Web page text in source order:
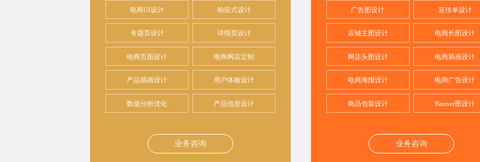
电商UI设计 响应式设计
专题页设计 详情页设计
电商页面设计 电商网店定制
产品插画设计 用户体验设计
数据分析优化 产品信息设计
业务咨询
广告图设计 宣传单设计
店铺主图设计 电商长图设计
网店头图设计 电商插画设计
电商海报设计 电商广告设计
商品包装设计 Banner图设计
业务咨询